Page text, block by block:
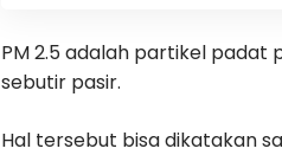
PM 2.5 adalah partikel padat
sebutir pasir.
Hal tersebut bisa dikatakan